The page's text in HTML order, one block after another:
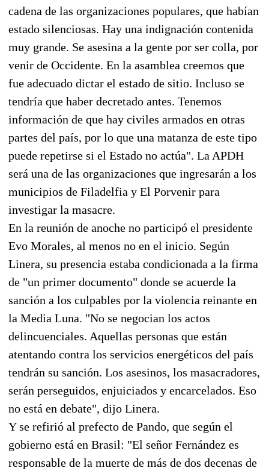
cadena de las organizaciones populares, que habían
estado silenciosas. Hay una indignación contenida
muy grande. Se asesina a la gente por ser colla, por
venir de Occidente. En la asamblea creemos que
fue adecuado dictar el estado de sitio. Incluso se
tendría que haber decretado antes. Tenemos
información de que hay civiles armados en otras
partes del país, por lo que una matanza de este tipo
puede repetirse si el Estado no actúa". La APDH
será una de las organizaciones que ingresarán a los
municipios de Filadelfia y El Porvenir para
investigar la masacre.
En la reunión de anoche no participó el presidente
Evo Morales, al menos no en el inicio. Según
Linera, su presencia estaba condicionada a la firma
de "un primer documento" donde se acuerde la
sanción a los culpables por la violencia reinante en
la Media Luna. "No se negocian los actos
delincuenciales. Aquellas personas que están
atentando contra los servicios energéticos del país
tendrán su sanción. Los asesinos, los masacradores,
serán perseguidos, enjuiciados y encarcelados. Eso
no está en debate", dijo Linera.
Y se refirió al prefecto de Pando, que según el
gobierno está en Brasil: "El señor Fernández es
responsable de la muerte de más de dos decenas de